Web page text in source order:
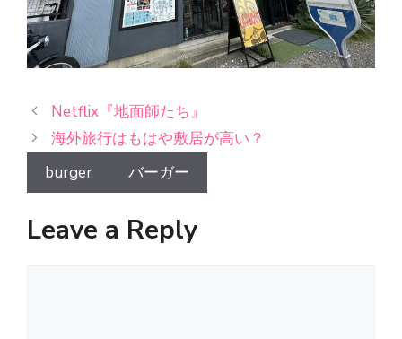
Netflix『地面師たち』
海外旅行はもはや敷居が高い？
burger
バーガー
Leave a Reply